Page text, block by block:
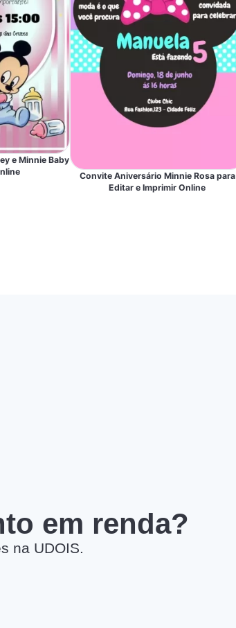
e Minnie Baby
Convite Aniversário Minnie Rosa para
Editar e Imprimir Online
em renda?
na UDOIS.